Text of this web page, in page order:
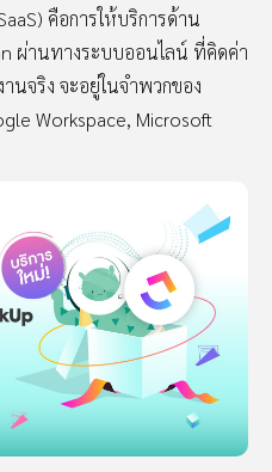
คือการให้บริการด้าน
ผ่านทางระบบออนไลน์ ที่คิดค่า
นจริง จะอยู่ในจำพวกของ
Workspace, Microsoft